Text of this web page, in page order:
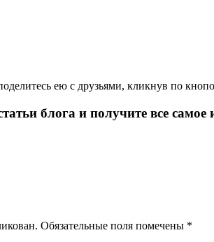
ею с друзьями, кликнув по
блога и получите все самое
Обязательные поля помечены *